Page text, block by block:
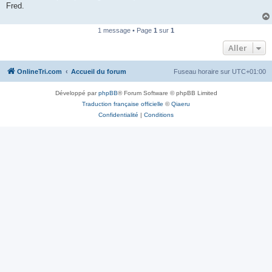
n
Fred.
1 message • Page 1 sur 1
Aller
OnlineTri.com Accueil du forum Fuseau horaire sur UTC+01:00
Développé parphpBB® Forum Software © phpBB Limited
Traduction française officielle ©Qiaeru
Confidentialité | Conditions